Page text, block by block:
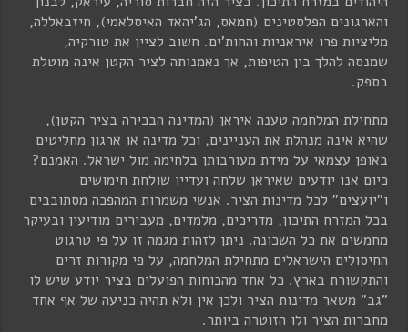
והארגונים הפלסטינים (חמאס, הג'יהאד האיסלאמי), חיזבאללה,
מליציות פרו איראניות והחות'ים. חשוב לציין את טורקיה,
שמנסה להלך בין הטיפות, אך נאמנותה לציר הקטן אינה מוטלת
בספק.
מתחילת המלחמה טענה איראן (המדינה הבכירה בציר הקטן),
שהיא אינה מנהלת את העניינים, וכל מדינה או ארגון מחליטים
באופן עצמאי על מידת מעורבותן בלחימה מול ישראל. האמנם?
כיום אנו יודעים שאיראן שלחה ועדיין שולחת חימושים
ו"יועצים" לכל מדינות הציר. אנשי משמרות המהפכה מסתובבים
בכל המזרח התיכון, מדריכים, מלמדים, מעבירים מודיעין ובעיקר
מחמשים את כל השכונה. ניתן לזהות מגמה זו על פי טרגוט
החיסולים הישראלים מתחילת המלחמה, על פי מקורות זרים
והתקשורת בארץ. כל אחד מהכוחות הפועלים בציר יודע שיש לו
"גב" משאר מדינות הציר ולכן אין ולא תהיה כניעה של אף אחד
מחברות הציר ולו הזוטרה ביותר.